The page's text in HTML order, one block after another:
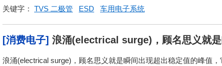
关键字： TVS 二极管 ESD 车用电子系统
[消费电子] 浪涌(electrical surge)，顾名思义就
浪涌(electrical surge)，顾名思义就是瞬间出现超出稳定值的峰值